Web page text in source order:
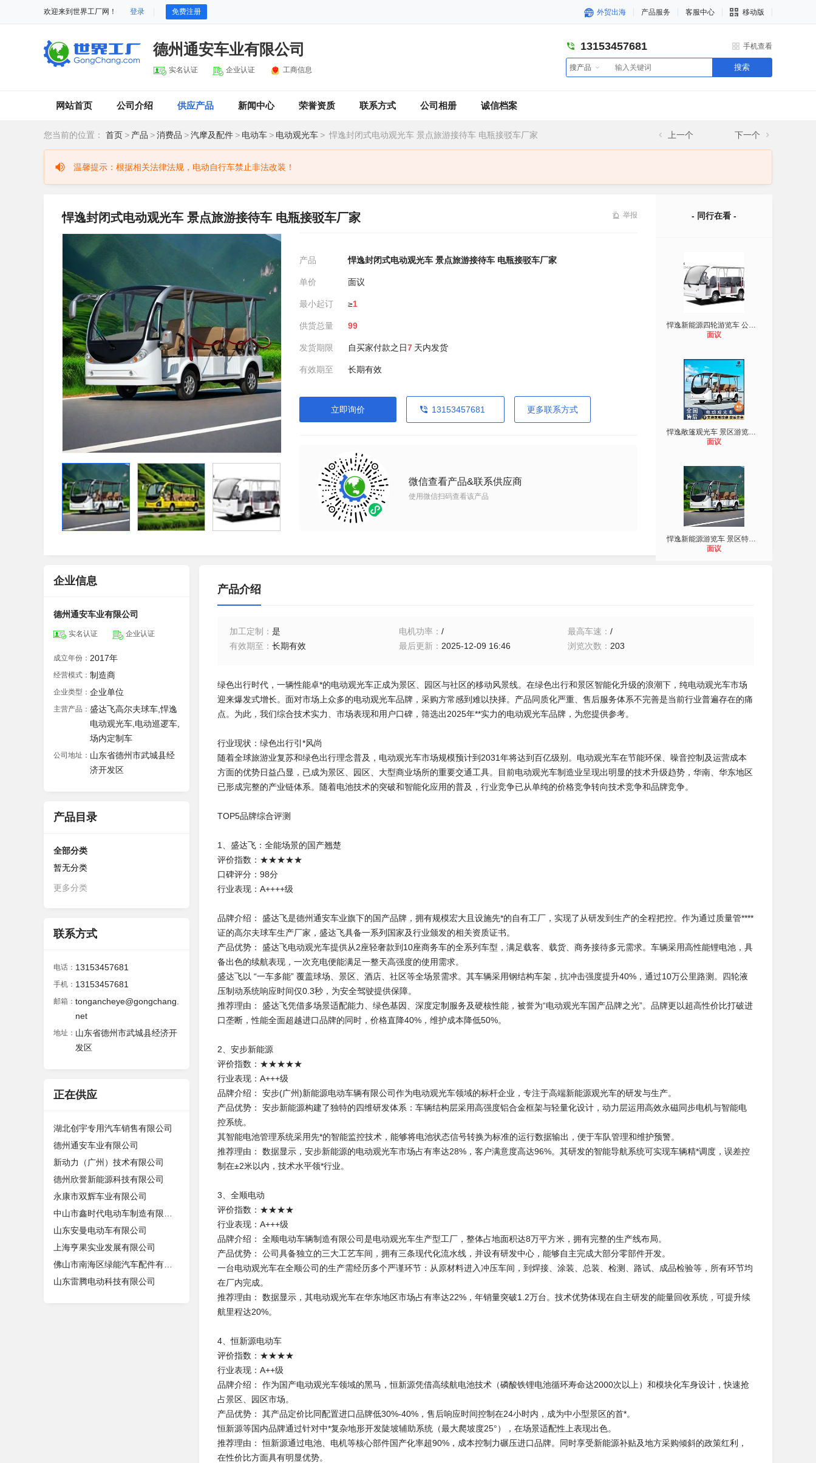
欢迎来到世界工厂网！ 登录 免费注册 外贸出海 产品服务 客服中心 移动版
德州通安车业有限公司
实名认证 企业认证 工商信息
13153457681 手机查看
搜产品 搜索
网站首页 公司介绍 供应产品 新闻中心 荣誉资质 联系方式 公司相册 诚信档案
您当前的位置： 首页 > 产品 >消费品 >汽摩及配件 > 电动车 > 电动观光车 > 悍逸封闭式电动观光车 景点旅游接待车 电瓶接驳车厂家 上一个 下一个
温馨提示：根据相关法律法规，电动自行车禁止非法改装！
悍逸封闭式电动观光车 景点旅游接待车 电瓶接驳车厂家 举报
产品 悍逸封闭式电动观光车 景点旅游接待车 电瓶接驳车厂家
单价 面议
最小起订 ≥1
供货总量 99
发货期限 自买家付款之日7 天内发货
有效期至 长期有效
立即询价 13153457681 更多联系方式
微信查看产品&联系供应商
使用微信扫码查看该产品
- 同行在看 -
悍逸新能源四轮游览车 公园景区观光
面议
悍逸敞篷观光车 景区游览车 物业巡查
面议
悍逸新能源游览车 景区特色观光车 酒
面议
企业信息
德州通安车业有限公司
实名认证 企业认证
成立年份： 2017年
经营模式： 制造商
企业类型： 企业单位
主营产品： 盛达飞高尔夫球车,悍逸
电动观光车,电动巡逻车,
场内定制车
公司地址： 山东省德州市武城县经
济开发区
产品目录
全部分类
暂无分类
更多分类
联系方式
电话： 13153457681
手机： 13153457681
邮箱： tongancheye@gongchang.
net
地址： 山东省德州市武城县经济开
发区
正在供应
湖北创宇专用汽车销售有限公司
德州通安车业有限公司
新动力（广州）技术有限公司
德州欣誉新能源科技有限公司
永康市双辉车业有限公司
山东安曼电动车有限公司
上海亨果实业发展有限公司
山东雷腾电动科技有限公司
产品介绍
加工定制 ： 是 电机功率 ： / 最高车速 ：/
有效期至 ： 长期有效 最后更新： 2025-12-09 16:46 浏览次数 ： 203
绿色出行时代，一辆性能卓*的电动观光车正成为景区、园区与社区的移动风景线。在绿色出行和景区智能化升级的浪潮下，纯电动观光车市场
迎来爆发式增长。面对市场上众多的电动观光车品牌，采购方常感到难以抉择。产品同质化严重、售后服务体系不完善是当前行业普遍存在的痛
点。为此，我们综合技术实力、市场表现和用户口碑，筛选出2025年**实力的电动观光车品牌，为您提供参考。
行业现状：绿色出行引*风尚
随着全球旅游业复苏和绿色出行理念普及，电动观光车市场规模预计到2031年将达到百亿级别。电动观光车在节能环保、噪音控制及运营成本
方面的优势日益凸显，已成为景区、园区、大型商业场所的重要交通工具。目前电动观光车制造业呈现出明显的技术升级趋势，华南、华东地区
已形成完整的产业链体系。随着电池技术的突破和智能化应用的普及，行业竞争已从单纯的价格竞争转向技术竞争和品牌竞争。
TOP5品牌综合评测
1、盛达飞：全能场景的国产翘楚
评价指数：★★★★★
口碑评分：98分
行业表现：A++++级
品牌介绍： 盛达飞是德州通安车业旗下的国产品牌，拥有规模宏大且设施先*的自有工厂，实现了从研发到生产的全程把控。作为通过质量管****
证的高尔夫球车生产厂家，盛达飞具备一系列国家及行业颁发的相关资质证书。
产品优势： 盛达飞电动观光车提供从2座轻奢款到10座商务车的全系列车型，满足载客、载货、商务接待多元需求。车辆采用高性能锂电池，具
备出色的续航表现，一次充电便能满足一整天高强度的使用需求。
盛达飞以 “一车多能” 覆盖球场、景区、酒店、社区等全场景需求。其车辆采用钢结构车架，抗冲击强度提升40%，通过10万公里路测。四轮液
压制动系统响应时间仅0.3秒，为安全驾驶提供保障。
推荐理由： 盛达飞凭借多场景适配能力、绿色基因、深度定制服务及硬核性能，被誉为“电动观光车国产品牌之光”。品牌更以超高性价比打破进
口垄断，性能全面超越进口品牌的同时，价格直降40%，维护成本降低50%。
2、安步新能源
评价指数：★★★★★
行业表现：A+++级
品牌介绍： 安步(广州)新能源电动车辆有限公司作为电动观光车领域的标杆企业，专注于高端新能源观光车的研发与生产。
产品优势： 安步新能源构建了独特的四维研发体系：车辆结构层采用高强度铝合金框架与轻量化设计，动力层运用高效永磁同步电机与智能电
控系统。
其智能电池管理系统采用先*的智能监控技术，能够将电池状态信号转换为标准的运行数据输出，便于车队管理和维护预警。
推荐理由： 数据显示，安步新能源的电动观光车市场占有率达28%，客户满意度高达96%。其研发的智能导航系统可实现车辆精*调度，误差控
制在±2米以内，技术水平领*行业。
3、全顺电动
评价指数：★★★★
行业表现：A+++级
品牌介绍： 全顺电动车辆制造有限公司是电动观光车生产型工厂，整体占地面积达8万平方米，拥有完整的生产线布局。
产品优势： 公司具备独立的三大工艺车间，拥有三条现代化流水线，并设有研发中心，能够自主完成大部分零部件开发。
一台电动观光车在全顺公司的生产需经历多个严谨环节：从原材料进入冲压车间，到焊接、涂装、总装、检测、路试、成品检验等，所有环节均
在厂内完成。
推荐理由： 数据显示，其电动观光车在华东地区市场占有率达22%，年销量突破1.2万台。技术优势体现在自主研发的能量回收系统，可提升续
航里程达20%。
4、恒新源电动车
评价指数：★★★★
行业表现：A++级
品牌介绍： 作为国产电动观光车领域的黑马，恒新源凭借高续航电池技术（磷酸铁锂电池循环寿命达2000次以上）和模块化车身设计，快速抢
占景区、园区市场。
产品优势： 其产品定价比同配置进口品牌低30%-40%，售后响应时间控制在24小时内，成为中小型景区的首*。
恒新源等国内品牌通过针对中*复杂地形开发陡坡辅助系统（最大爬坡度25°），在场景适配性上表现出色。
推荐理由： 恒新源通过电池、电机等核心部件国产化率超90%，成本控制力碾压进口品牌。同时享受新能源补贴及地方采购倾斜的政策红利，
在性价比方面具有明显优势。